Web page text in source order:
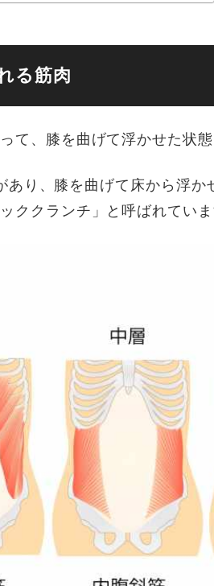
る筋肉
て、膝を曲げて浮かせた状態
り、膝を曲げて床から浮か
ククランチ」と呼ばれていま